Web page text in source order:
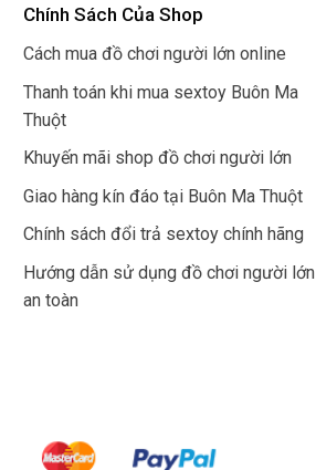
Chính Sách Của Shop
Cách mua đồ chơi người lớn online
Thanh toán khi mua sextoy Buôn Ma
Thuột
Khuyến mãi shop đồ chơi người lớn
Giao hàng kín đáo tại Buôn Ma Thuột
Chính sách đổi trả sextoy chính hãng
Hướng dẫn sử dụng đồ chơi người lớn
an toàn